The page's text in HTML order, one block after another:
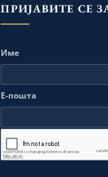
ПРИЈАВИТЕ СЕ
Име
Е-пошта